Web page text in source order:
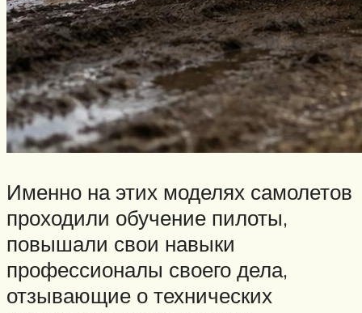
Именно на этих моделях самолетов
проходили обучение пилоты,
повышали свои навыки
профессионалы своего дела,
отзывающие о технических